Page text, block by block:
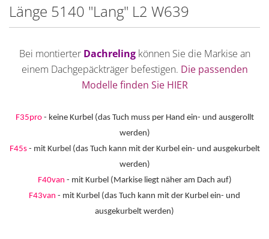
Länge 5140 "Lang" L2 W639
Bei montierter Dachreling können Sie die Markise an
einem Dachgepäckträger befestigen. Die passenden
Modelle finden Sie HIER
F35pro- keine Kurbel (das Tuch muss per Hand ein- und ausgerollt
werden)
F45s- mit Kurbel (das Tuch kann mit der Kurbel ein- und ausgekurbelt
werden)
F40van - mit Kurbel (Markise liegt näher am Dach auf)
F43van - mit Kurbel (das Tuch kann mit der Kurbel ein- und
ausgekurbelt werden)